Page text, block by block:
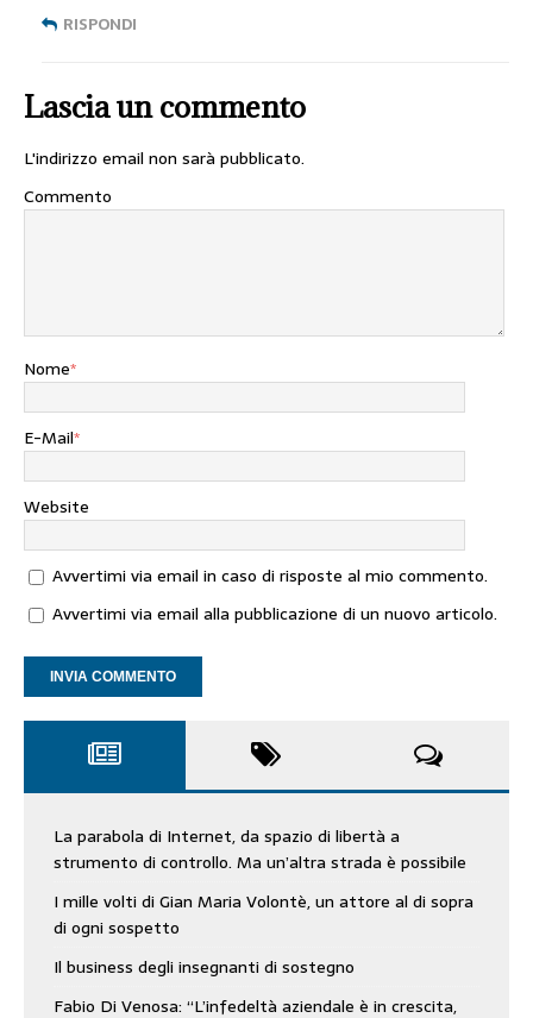
RISPONDI
Lascia un commento
L'indirizzo email non sarà pubblicato.
Commento
Nome*
E-Mail*
Website
Avvertimi via email in caso di risposte al mio commento.
Avvertimi via email alla pubblicazione di un nuovo articolo.
La parabola di Internet, da spazio di libertà a
strumento di controllo. Ma un’altra strada è possibile
I mille volti di Gian Maria Volontè, un attore al di sopra
di ogni sospetto
Il business degli insegnanti di sostegno
Fabio Di Venosa: “L’infedeltà aziendale è in crescita,